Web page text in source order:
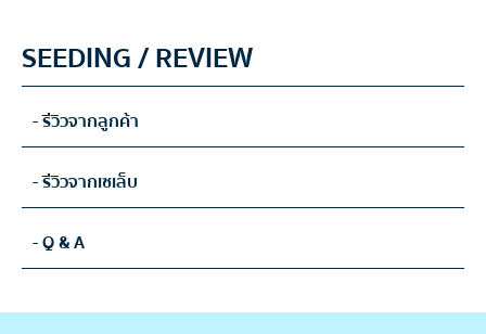
SEEDING / REVIEW
- รีวิวจากลูกค้า
- รีวิวจากเซเล็บ
- Q & A